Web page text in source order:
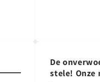
De
stele! Onze